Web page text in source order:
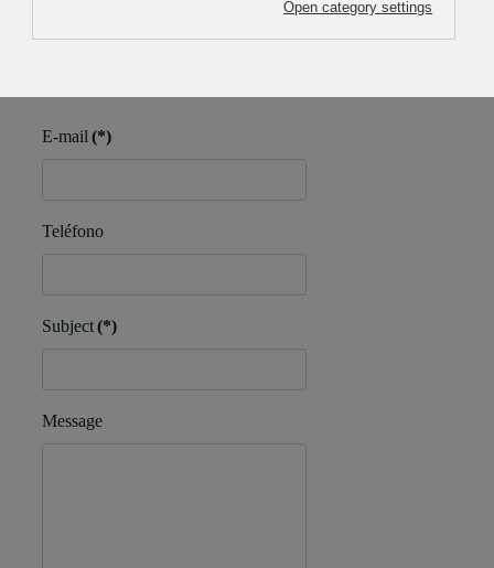
E-mail (*)
Teléfono
Subject(*)
Message